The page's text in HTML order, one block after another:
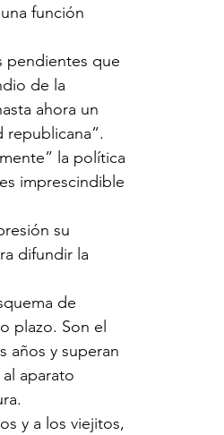
función
pendientes que
de la
ahora un
republicana”.
la política
imprescindible
su
difundir la
de
plazo. Son el
años y superan
aparato
y a los viejitos,